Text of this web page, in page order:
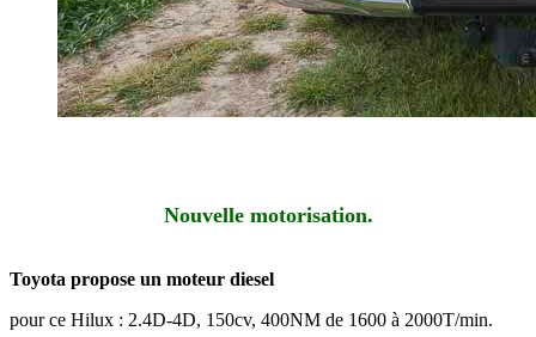
Nouvelle motorisation.
Toyota propose un moteur diesel
pour ce Hilux : 2.4D-4D, 150cv, 400NM de 1600 à 2000T/min.